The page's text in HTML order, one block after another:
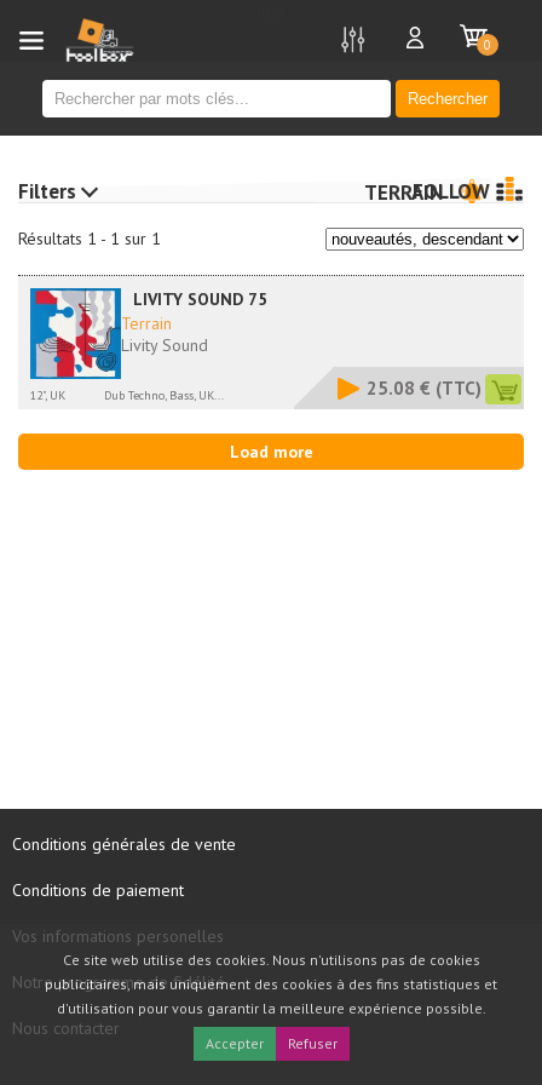
Rechercher
0
Résultats 1 - 1 sur 1
TERRAINFOLLOW
LIVITY SOUND 75
Terrain
Livity Sound
12", UK Dub Techno, Bass, UK... 25.08 € (TTC)
Load more
Filters
Conditions générales de vente
Conditions de paiement
Vos informations personelles
Notre programme de fidélité
Nous contacter
Ce site web utilise des cookies. Nous n'utilisons pas de cookies
publicitaires, mais uniquement des cookies à des fins statistiques et
d'utilisation pour vous garantir la meilleure expérience possible.
Accepter
Refuser